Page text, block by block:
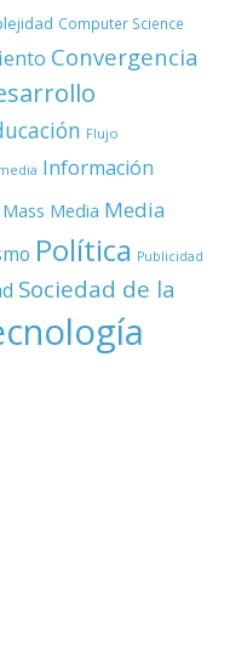
Computer Science
Convergencia
Flujo
Información
Mass Media Media
Política Publicidad
Sociedad de la